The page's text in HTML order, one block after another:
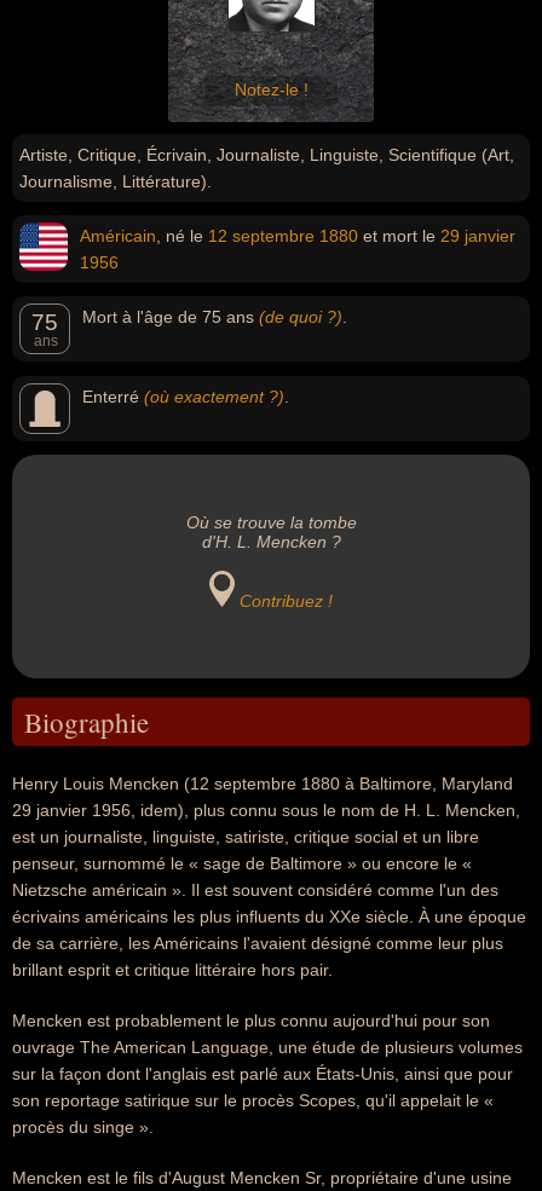
Notez-le !
Artiste, Critique, Écrivain, Journaliste, Linguiste, Scientifique (Art,
Journalisme, Littérature).
Américain , né le 12 septembre 1880 et mort le 29 janvier
1956
75
ans
Mort à l'âge de 75 ans (de quoi ?)
Enterré (où exactement ?)
Où se trouve la tombe
d'H. L. Mencken ?
Contribuez !
Biographie
Henry Louis Mencken (12 septembre 1880 à Baltimore, Maryland 
29 janvier 1956, idem), plus connu sous le nom de H. L. Mencken,
est un journaliste, linguiste, satiriste, critique social et un libre
penseur, surnommé le « sage de Baltimore » ou encore le «
Nietzsche américain ». Il est souvent considéré comme l'un des
écrivains américains les plus influents du XXe siècle. À une époque
de sa carrière, les Américains l'avaient désigné comme leur plus
brillant esprit et critique littéraire hors pair.
Mencken est probablement le plus connu aujourd'hui pour son
ouvrage The American Language, une étude de plusieurs volumes
sur la façon dont l'anglais est parlé aux États-Unis, ainsi que pour
son reportage satirique sur le procès Scopes, qu'il appelait le «
procès du singe ».
Mencken est le fils d'August Mencken Sr, propriétaire d'une usine